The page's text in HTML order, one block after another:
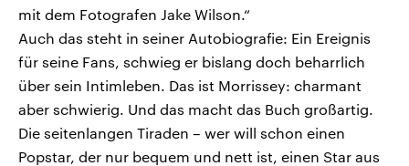
mit dem Fotografen Jake Wilson.“
Auch das steht in seiner Autobiografie: Ein Ereignis
für seine Fans, schwieg er bislang doch beharrlich
über sein Intimleben. Das ist Morrissey: charmant
aber schwierig. Und das macht das Buch großartig.
Die seitenlangen Tiraden – wer will schon einen
Popstar, der nur bequem und nett ist, einen Star aus